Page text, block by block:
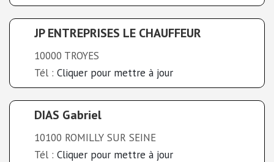
JP ENTREPRISES LE CHAUFFEUR
10000 TROYES
Tél : Cliquer pour mettre à jour
DIAS Gabriel
10100 ROMILLY SUR SEINE
Tél : Cliquer pour mettre à jour